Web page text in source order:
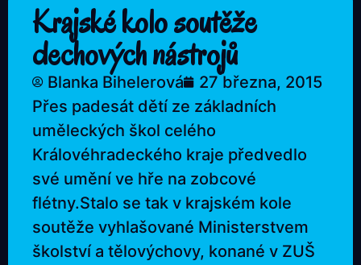
Krajské kolo soutěže
dechových nástrojů
Blanka Bihelerová
27 března, 2015
Přes padesát dětí ze základních
uměleckých škol celého
Královéhradeckého kraje předvedlo
své umění ve hře na zobcové
flétny.Stalo se tak v krajském kole
soutěže vyhlašované Ministerstvem
školství a tělovýchovy, konané v ZUŠ